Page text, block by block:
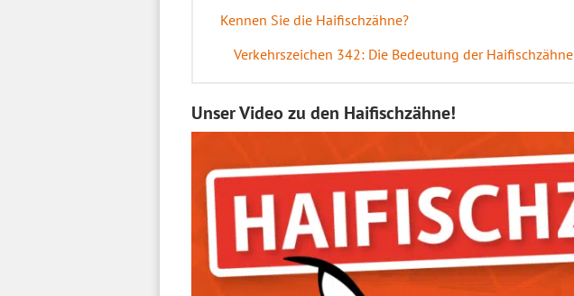
Kennen Sie die Haifischzähne?
Verkehrszeichen 342: Die Bedeutung der Haifischzähne
Unser Video zu den Haifischzähne!